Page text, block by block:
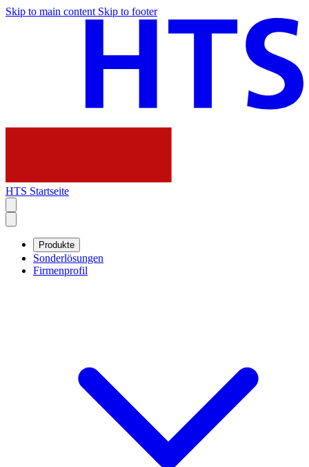
Skip to main content Skip to footer
HTS Startseite
Produkte
Sonderlösungen
Firmenprofil